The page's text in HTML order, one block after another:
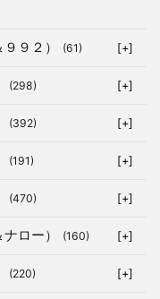
９２） (61) [+]
(298) [+]
(392) [+]
(191) [+]
(470) [+]
ロー） (160) [+]
(220) [+]